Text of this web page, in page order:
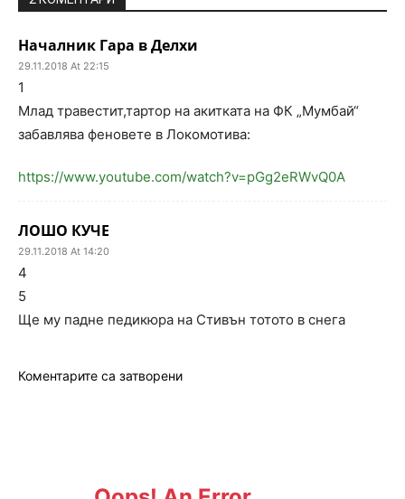
Началник Гара в Делхи
29.11.2018 At 22:15
1
Млад травестит,тартор на акитката на ФК „Мумбай“
забавлява феновете в Локомотива:
https://www.youtube.com/watch?v=pGg2eRWvQ0A
ЛОШО КУЧЕ
29.11.2018 At 14:20
4
5
Ще му падне педикюра на Стивън тотото в снега
Коментарите са затворени